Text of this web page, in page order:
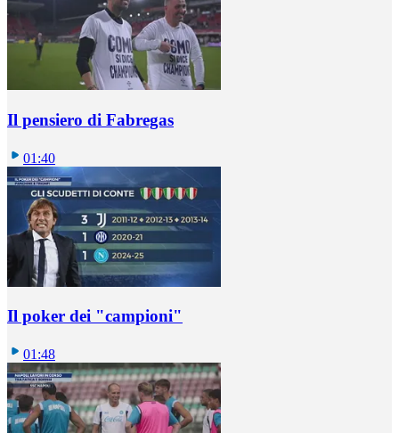
Il pensiero di Fabregas
01:40
Il poker dei "campioni"
01:48